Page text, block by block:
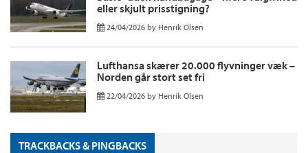
eller skjult prisstigning?
24/04/2026 by Henrik Olsen
Lufthansa skærer 20.000 flyvninger væk –
Norden går stort set fri
22/04/2026 by Henrik Olsen
TRACKBACKS & PINGBACKS